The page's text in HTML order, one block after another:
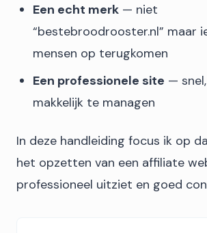
Een echt merk — niet
“bestebroodrooster.nl” maar
mensen op terugkomen
Een professionele site —
makkelijk te managen
In deze handleiding focus ik op
het opzetten van een affiliate
professioneel uitziet en goed